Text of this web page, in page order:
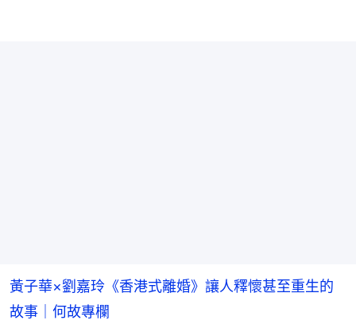
黃子華×劉嘉玲《香港式離婚》讓人釋懷甚至重生的
故事｜何故專欄